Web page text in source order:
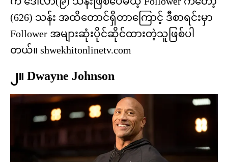
(626) သန်း အထိတောင်ရှိတာကြောင့် ဒီစာရင်းမှာ
Follower အများဆုံးပိုင်ဆိုင်ထားတဲ့သူဖြစ်ပါ
တယ်။ shwekhitonlinetv.com
၂။ Dwayne Johnson